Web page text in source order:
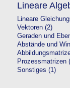
Lineare
Lineare
Vektoren (2)
Geraden und
Abstände und
Prozessmatrizen
Sonstiges (1)